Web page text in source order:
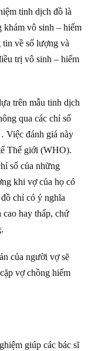
tinh dịch đồ là
khám vô sinh – hiếm
về số lượng và
trị vô sinh – hiếm
trên mẫu tinh dịch
qua các chỉ số
Việc đánh giá này
Thế giới (WHO).
số của những
khi vợ của họ có
chỉ có ý nghĩa
cao hay thấp, chứ
của người vợ sẽ
vợ chồng hiếm
giúp các bác sĩ